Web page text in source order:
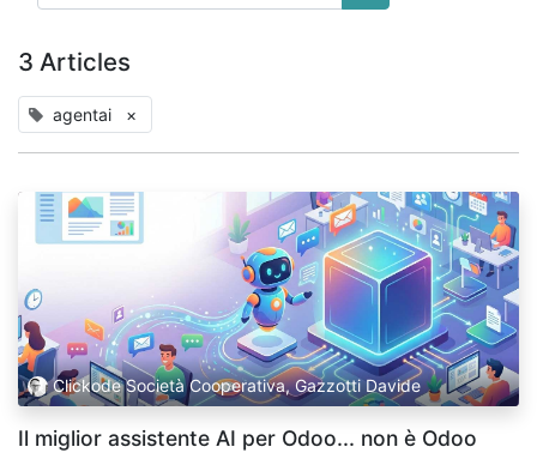
3 Articles
agentai ×
Clickode Società Cooperativa, Gazzotti Davide
Il miglior assistente AI per Odoo... non è Odoo